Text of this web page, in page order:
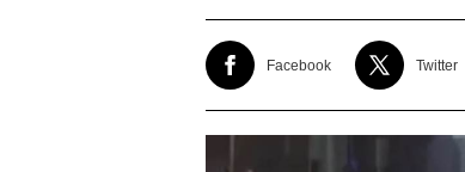
Facebook Twitter